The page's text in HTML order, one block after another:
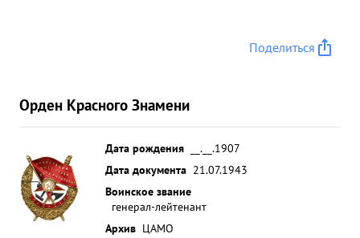
Поделиться
Орден Красного Знамени
Дата рождения
__.__.1907
Дата документа 21.07.1943
Воинское звание
генерал-лейтенант
Архив ЦАМО